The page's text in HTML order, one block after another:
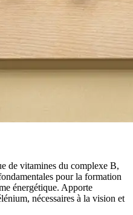
de vitamines du complexe B,
pour la formation
énergétique. Apporte
nécessaires à la vision et